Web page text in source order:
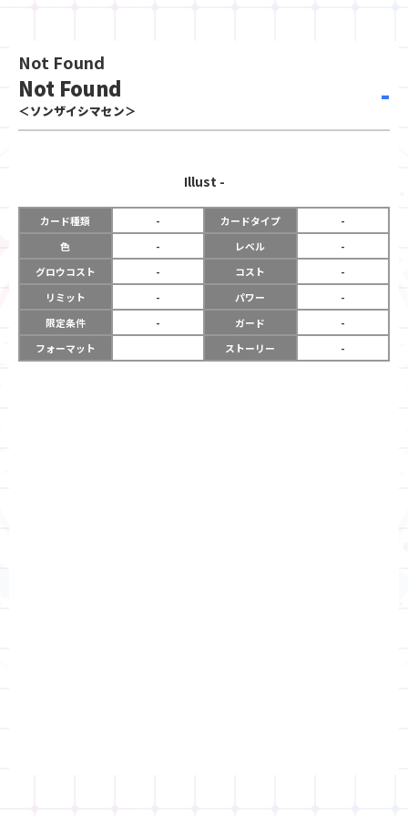
Not Found
Not Found
＜ソンザイシマセン＞ -
Illust -
カード種類 - カードタイプ
-
色
- レベル
-
グロウコスト
- コスト
-
リミット
- パワー
-
限定条件
- ガード
-
フォーマット
ストーリー -